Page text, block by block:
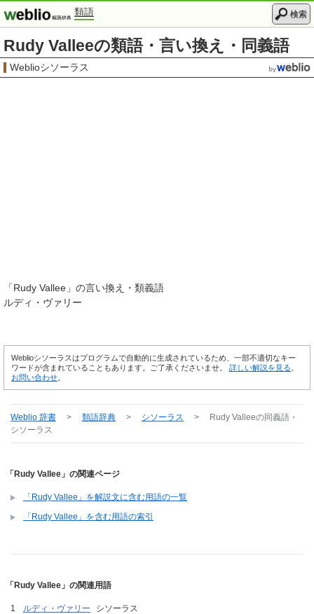
類語 検索
Rudy Valleeの類語・言い換え・同義語
Weblioシソーラス
「Rudy Vallee 」の言い換え・類義語
ルディ・ヴァリー
Weblioシソーラスはプログラムで自動的に生成されているため、一部不適切なキー
ワードが含まれていることもあります。ご了承くださいませ。 詳しい解説を見る
お問い合わせ
Weblio 辞書 > 類語辞典 > シソーラス > Rudy Valleeの同義語・
シソーラス
「Rudy Vallee」の関連ページ
「Rudy Vallee」を解説文に含む用語の一覧
「Rudy Vallee」を含む用語の索引
「Rudy Vallee」の関連用語
ルディ・ヴァリー シソーラス